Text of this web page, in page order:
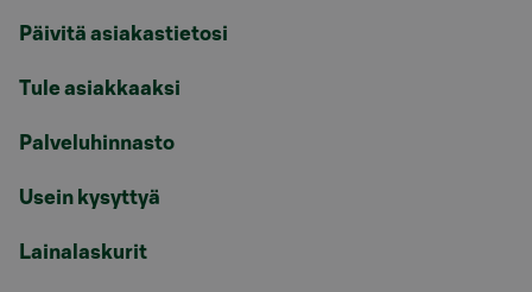
Päivitä asiakastietosi
Tule asiakkaaksi
Palveluhinnasto
Usein kysyttyä
Lainalaskurit